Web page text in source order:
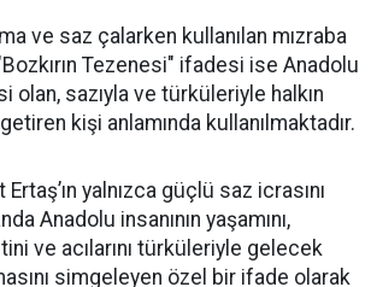
ve saz çalarken kullanılan mızraba
Tezenesi" ifadesi ise Anadolu
olan, sazıyla ve türküleriyle halkın
kişi anlamında kullanılmaktadır.
yalnızca güçlü saz icrasını
Anadolu insanının yaşamını,
ve acılarını türküleriyle gelecek
simgeleyen özel bir ifade olarak